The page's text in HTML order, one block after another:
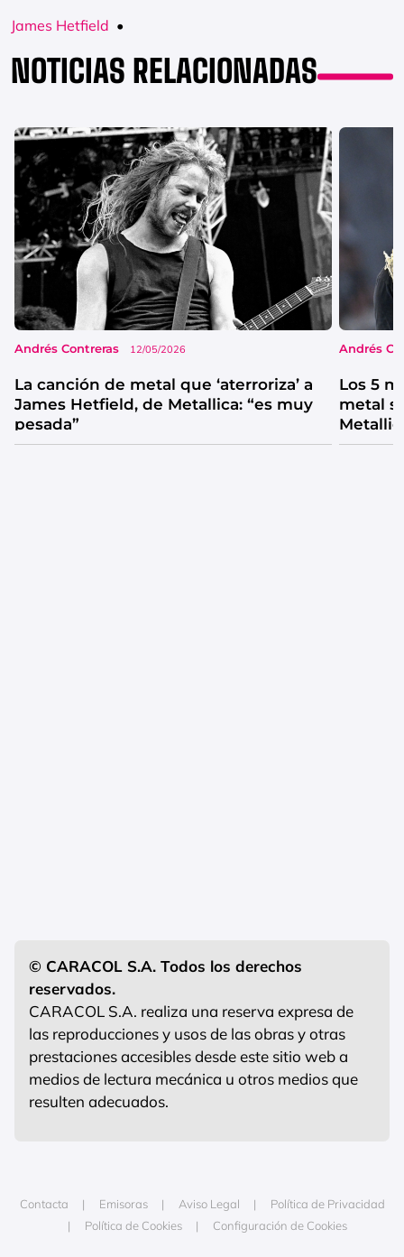
James Hetfield •
NOTICIAS RELACIONADAS
Andrés Contreras 12/05/2026
La canción de metal que ‘aterroriza’ a
James Hetfield, de Metallica: “es muy
pesada”
Andrés
Los 5
metal
© CARACOL S.A. Todos los derechos
reservados.
CARACOL S.A. realiza una reserva expresa de
las reproducciones y usos de las obras y otras
prestaciones accesibles desde este sitio web a
medios de lectura mecánica u otros medios que
resulten adecuados.
Contacta Emisoras Aviso Legal
Política de Privacidad
Política de Cookies
Configuración de Cookies